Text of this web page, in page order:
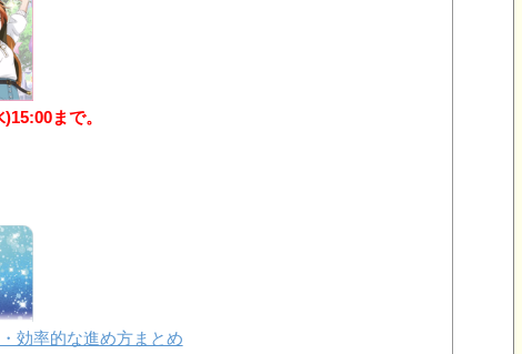
まで。
効率的な進め方まとめ